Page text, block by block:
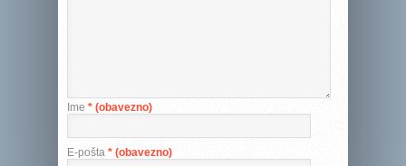
Ime * (obavezno)
E-pošta * (obavezno)